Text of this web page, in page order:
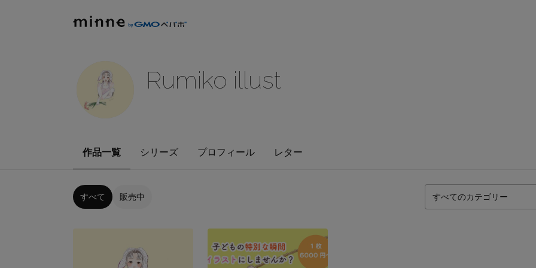
Rumiko illust
作品一覧 シリーズ プロフィール レター
すべて 販売中